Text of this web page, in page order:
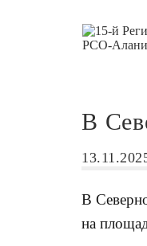
В
В
на